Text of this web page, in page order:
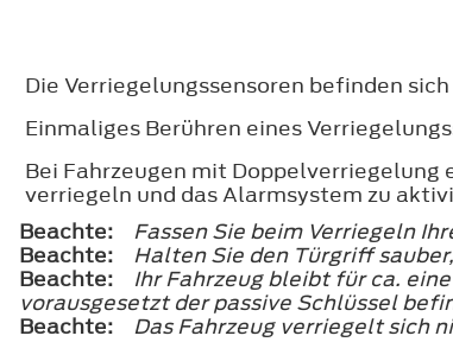
Die Verriegelungssensoren befinden
Einmaliges Berühren eines
Bei Fahrzeugen mit Doppelverriegelung
verriegeln und das Alarmsystem zu
Beachte:
Fassen Sie beim Verriegeln
Beachte:
Halten Sie den Türgriff
Beachte:
Ihr Fahrzeug bleibt für ca.
vorausgesetzt der passive Schlüssel
Beachte:
Das Fahrzeug verriegelt sich